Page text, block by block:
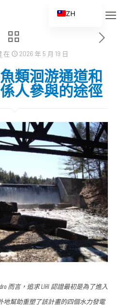
在 2026 年 5 月 19 日
類洄游通道和
人參與的途徑
而言，追求 LIHI 認證最初是為了進入
地幫助重塑了該計畫的四個水力發電
ZH
ZH_CN